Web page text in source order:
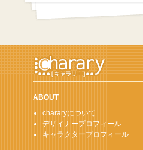
ABOUT
chararyについて
デザイナープロフィール
キャラクタープロフィール